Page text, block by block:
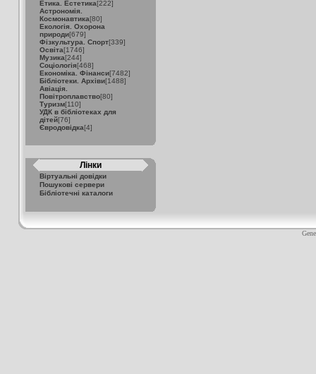
Етика. Естетика[222]
Астрономія.
Космонавтика[80]
Екологія. Охорона
природи[679]
Фізкультура. Спорт[339]
Освіта[1746]
Музика[244]
Соціологія[468]
Економіка. Фінанси[7482]
Бібліотеки. Архіви[1488]
Авіація.
Повітроплавство[80]
Туризм[110]
УДК в бібліотеках для
дітей[76]
Євродовідка[4]
Лінки
Віртуальні довідки
Пошукові сервери
Бібліотечні каталоги